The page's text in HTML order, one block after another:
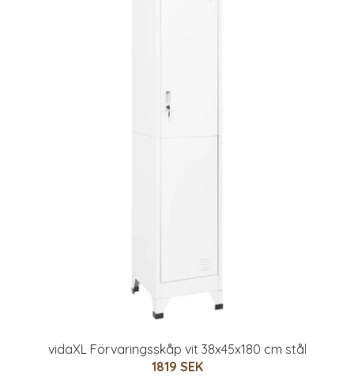
vidaXL Förvaringsskåp vit 38x45x180 cm stål
1819 SEK